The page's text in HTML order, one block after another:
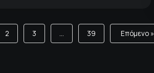
2 3 … 39 Επόμενο »